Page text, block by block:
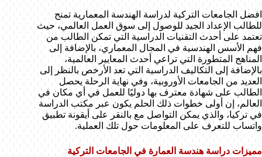
افضل الجامعات التركية لدراسة الهندسة المعمارية تمنح
للطالب الإعداد الجيد للوصول إلى سوق العمل العالمي، حيث
تعتمد على أحدث التقنيات الدراسية التي تمكن الطالب من
فهم الأسس الهندسية في المجال المعماري، بالإضافة إلى
المناهج المتطورة التي تراعي أحدث المعايير العالمية،
بالإضافة إلى التكاليف الدراسية التي تعد الأرخص بالنظر إلى
العديد من الجامعات الأوروبية، وفي نهاية الرحلة يحصل
الطالب على شهادة معترف بها دوليًا للعمل في أي مكان في
العالم، إن أولى خطوات ذلك الحلم يكون عبر مكتب الدراسة
في تركيا، والذي يمكن التواصل مع بالنقر على أيقونة تطبيق
واتساب للتعرف على المعلومات حول تلك العملية.
مميزات دراسة هندسة العمارة في الجامعات التركية